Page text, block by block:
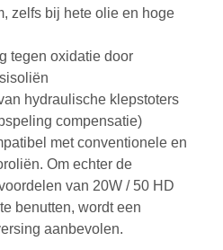
zelfs bij hete olie en hoge
tegen oxidatie door
hydraulische klepstoters
compensatie)
met conventionele en
Om echter de
van 20W / 50 HD
benutten, wordt een
aanbevolen.